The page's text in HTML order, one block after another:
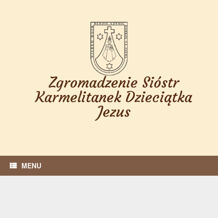
Zgromadzenie Sióstr
Karmelitanek Dzieciątka
Jezus
MENU